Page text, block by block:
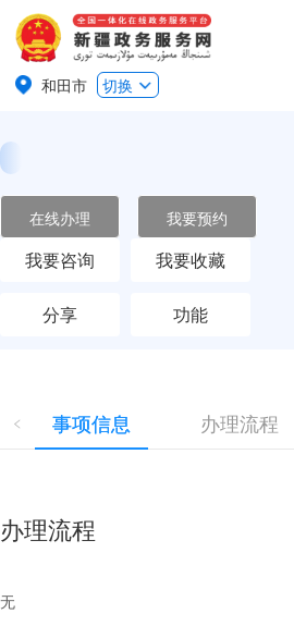
和田市 切换
在线办理 我要预约
我要咨询 我要收藏
分享 功能
事项信息 办理流程
办理流程
无